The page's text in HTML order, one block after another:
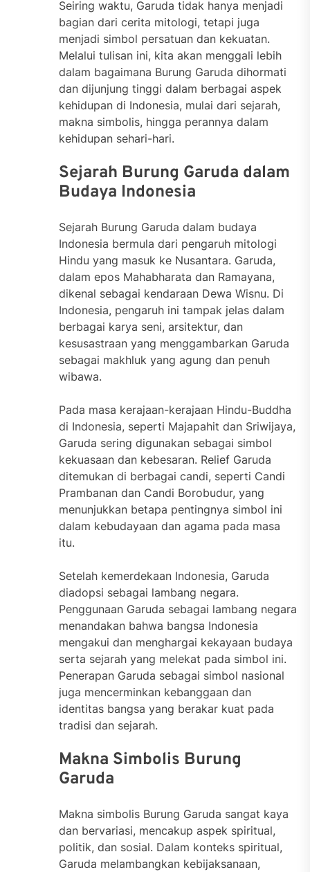
Seiring waktu, Garuda tidak hanya menjadi
bagian dari cerita mitologi, tetapi juga
menjadi simbol persatuan dan kekuatan.
Melalui tulisan ini, kita akan menggali lebih
dalam bagaimana Burung Garuda dihormati
dan dijunjung tinggi dalam berbagai aspek
kehidupan di Indonesia, mulai dari sejarah,
makna simbolis, hingga perannya dalam
kehidupan sehari-hari.
Sejarah Burung Garuda dalam
Budaya Indonesia
Sejarah Burung Garuda dalam budaya
Indonesia bermula dari pengaruh mitologi
Hindu yang masuk ke Nusantara. Garuda,
dalam epos Mahabharata dan Ramayana,
dikenal sebagai kendaraan Dewa Wisnu. Di
Indonesia, pengaruh ini tampak jelas dalam
berbagai karya seni, arsitektur, dan
kesusastraan yang menggambarkan Garuda
sebagai makhluk yang agung dan penuh
wibawa.
Pada masa kerajaan-kerajaan Hindu-Buddha
di Indonesia, seperti Majapahit dan Sriwijaya,
Garuda sering digunakan sebagai simbol
kekuasaan dan kebesaran. Relief Garuda
ditemukan di berbagai candi, seperti Candi
Prambanan dan Candi Borobudur, yang
menunjukkan betapa pentingnya simbol ini
dalam kebudayaan dan agama pada masa
itu.
Setelah kemerdekaan Indonesia, Garuda
diadopsi sebagai lambang negara.
Penggunaan Garuda sebagai lambang negara
menandakan bahwa bangsa Indonesia
mengakui dan menghargai kekayaan budaya
serta sejarah yang melekat pada simbol ini.
Penerapan Garuda sebagai simbol nasional
juga mencerminkan kebanggaan dan
identitas bangsa yang berakar kuat pada
tradisi dan sejarah.
Makna Simbolis Burung
Garuda
Makna simbolis Burung Garuda sangat kaya
dan bervariasi, mencakup aspek spiritual,
politik, dan sosial. Dalam konteks spiritual,
Garuda melambangkan kebijaksanaan,